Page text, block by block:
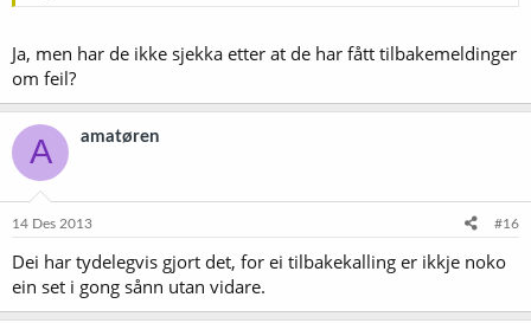
Ja, men har de ikke sjekka etter at de har fått tilbakemeldinger
om feil?
A amatøren
14 Des 2013 #16
Dei har tydelegvis gjort det, for ei tilbakekalling er ikkje noko
ein set i gong sånn utan vidare.